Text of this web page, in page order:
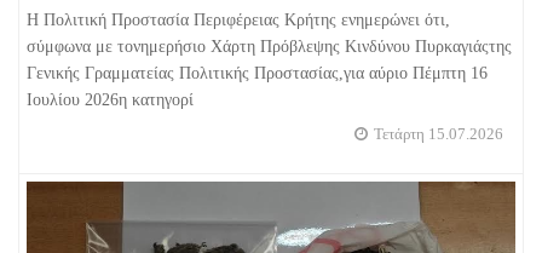
Η Πολιτική Προστασία Περιφέρειας Κρήτης ενημερώνει ότι,
σύμφωνα με τονημερήσιο Χάρτη Πρόβλεψης Κινδύνου Πυρκαγιάςτης
Γενικής Γραμματείας Πολιτικής Προστασίας,για αύριο Πέμπτη 16
Ιουλίου 2026η κατηγορί
Τετάρτη 15.07.2026